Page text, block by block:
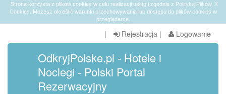
X
Strona korzysta z plików cookies w celu realizacji usług i zgodnie z Polityką Plików
Cookies . Możesz określić warunki przechowywania lub dostępu do plików cookies w
przeglądarce.
| Rejestracja | Logowanie
OdkryjPolske.pl - Hotele i
Noclegi - Polski Portal
Rezerwacyjny